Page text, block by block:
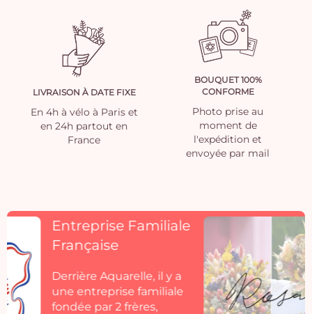
LIVRAISON À DATE FIXE
En 4h à vélo à Paris et
en 24h partout en
France
BOUQUET 100%
CONFORME
Photo prise au
moment de
l'expédition et
envoyée par mail
Découvrez
Rosacadaques
Découvrez la collection
de fleurs séchées
Aquarelle by